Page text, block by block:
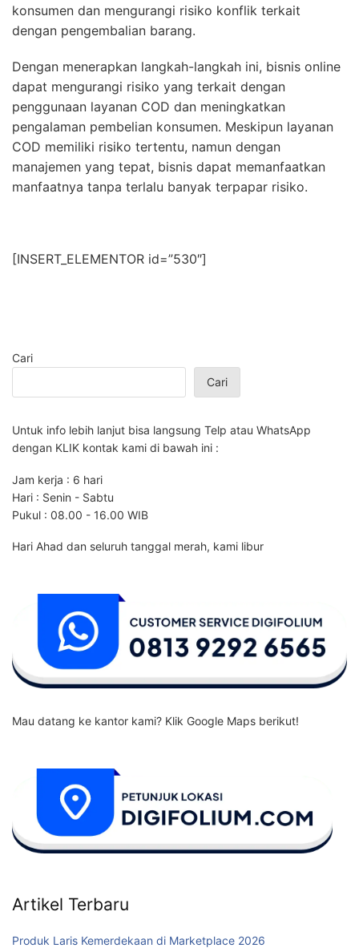
konsumen dan mengurangi risiko konflik terkait
dengan pengembalian barang.
Dengan menerapkan langkah-langkah ini, bisnis online
dapat mengurangi risiko yang terkait dengan
penggunaan layanan COD dan meningkatkan
pengalaman pembelian konsumen. Meskipun layanan
COD memiliki risiko tertentu, namun dengan
manajemen yang tepat, bisnis dapat memanfaatkan
manfaatnya tanpa terlalu banyak terpapar risiko.
[INSERT_ELEMENTOR id=”530″]
Cari
Cari
Untuk info lebih lanjut bisa langsung Telp atau WhatsApp
dengan KLIK kontak kami di bawah ini :
Jam kerja : 6 hari
Hari : Senin - Sabtu
Pukul : 08.00 - 16.00 WIB
Hari Ahad dan seluruh tanggal merah, kami libur
Mau datang ke kantor kami? Klik Google Maps berikut!
Artikel Terbaru
Produk Laris Kemerdekaan di Marketplace 2026